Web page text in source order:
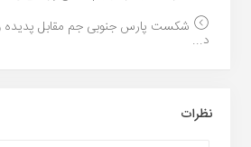
شکست پارس جنوبی جم مقابل
د...
نظرات